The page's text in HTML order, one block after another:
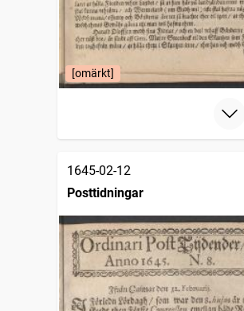
[omärkt]
1645-02-12
Posttidningar